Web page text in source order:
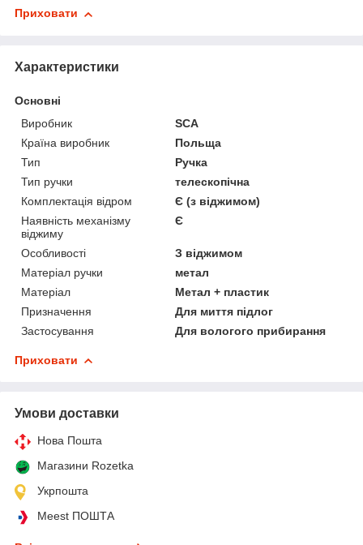
Приховати
Характеристики
Основні
Виробник
SCA
Країна виробник
Польща
Тип
Ручка
Тип ручки
телескопічна
Комплектація відром
Є (з віджимом)
Наявність механізму
віджиму
Є
Особливості
З віджимом
Матеріал ручки
метал
Матеріал
Метал + пластик
Призначення
Для миття підлог
Застосування
Для вологого прибирання
Приховати
Умови доставки
Нова Пошта
Магазини Rozetka
Укрпошта
Meest ПОШТА